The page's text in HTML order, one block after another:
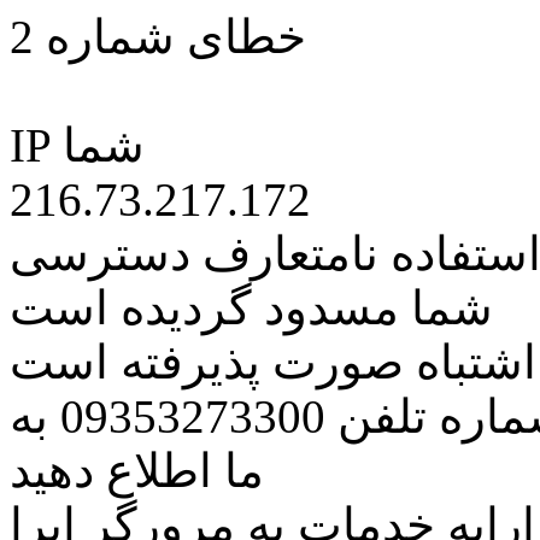
خطای شماره 2
IP شما
216.73.217.172
نامتعارف دسترسی
شما مسدود گردیده است
اشتباه صورت پذیرفته است
مراتب این مسئله را از طریق شماره تلفن 09353273300 به
ما اطلاع دهید
خدمات به مرورگر اپرا